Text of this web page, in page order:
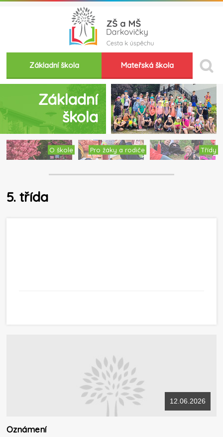
Základní škola Mateřská škola
Základní
škola
O škole Pro žáky a rodiče Třídy
5. třída
12.06.2026
Oznámení